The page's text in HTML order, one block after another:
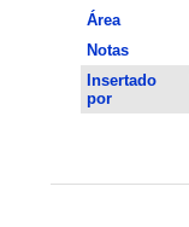
Área
Notas
Insertado
por